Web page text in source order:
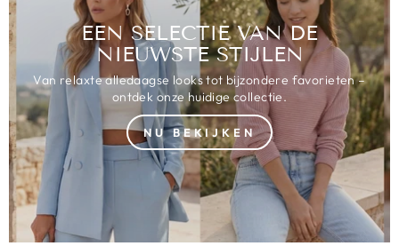
EEN SELECTIE VAN DE
NIEUWSTE STIJLEN
Van relaxte alledaagse looks tot bijzondere favorieten –
ontdek onze huidige collectie.
NU BEKIJKEN